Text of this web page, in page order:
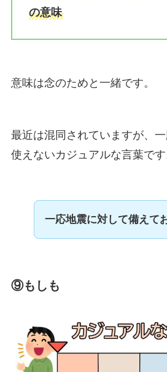
の意味
意味は念のためと一緒です。
最近は混同されていますが、
使えないカジュアルな言葉です
一応地震に対して備えて
⑨もしも